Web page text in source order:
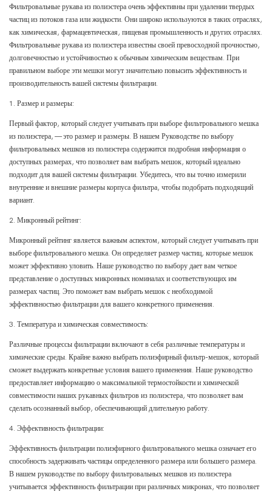
Фильтровальные рукава из полиэстера очень эффективны при удалении твердых
частиц из потоков газа или жидкости. Они широко используются в таких отраслях,
как химическая, фармацевтическая, пищевая промышленность и других отраслях.
Фильтровальные рукава из полиэстера известны своей превосходной прочностью,
долговечностью и устойчивостью к обычным химическим веществам. При
правильном выборе эти мешки могут значительно повысить эффективность и
производительность вашей системы фильтрации.
1. Размер и размеры:
Первый фактор, который следует учитывать при выборе фильтровального мешка
из полиэстера, — это размер и размеры. В нашем Руководстве по выбору
фильтровальных мешков из полиэстера содержится подробная информация о
доступных размерах, что позволяет вам выбрать мешок, который идеально
подходит для вашей системы фильтрации. Убедитесь, что вы точно измерили
внутренние и внешние размеры корпуса фильтра, чтобы подобрать подходящий
вариант.
2. Микронный рейтинг:
Микронный рейтинг является важным аспектом, который следует учитывать при
выборе фильтровального мешка. Он определяет размер частиц, которые мешок
может эффективно уловить. Наше руководство по выбору дает вам четкое
представление о доступных микронных номиналах и соответствующих им
размерах частиц. Это поможет вам выбрать мешок с необходимой
эффективностью фильтрации для вашего конкретного применения.
3. Температура и химическая совместимость:
Различные процессы фильтрации включают в себя различные температуры и
химические среды. Крайне важно выбрать полиэфирный фильтр-мешок, который
сможет выдержать конкретные условия вашего применения. Наше руководство
предоставляет информацию о максимальной термостойкости и химической
совместимости наших рукавных фильтров из полиэстера, что позволяет вам
сделать осознанный выбор, обеспечивающий длительную работу.
4. Эффективность фильтрации:
Эффективность фильтрации полиэфирного фильтровального мешка означает его
способность задерживать частицы определенного размера или большего размера.
В нашем руководстве по выбору фильтровальных мешков из полиэстера
учитывается эффективность фильтрации при различных микронах, что позволяет